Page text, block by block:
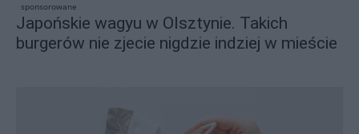
sponsorowane
Japońskie wagyu w Olsztynie. Takich
burgerów nie zjecie nigdzie indziej w mieście